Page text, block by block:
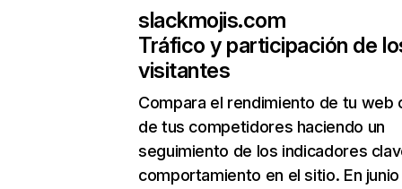
slackmojis.com
Tráfico y participación de
visitantes
Compara el rendimiento de tu web
de tus competidores haciendo un
seguimiento de los indicadores
comportamiento en el sitio. En junio